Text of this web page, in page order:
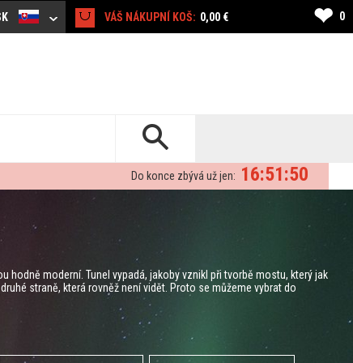
VÁŠ NÁKUPNÍ KOŠ: 0,00 € ❤ 0
16:51:49
Do konce zbývá už jen:
hodně moderní. Tunel vypadá, jakoby vznikl při tvorbě mostu, který jak
straně, která rovněž není vidět. Proto se můžeme vybrat do